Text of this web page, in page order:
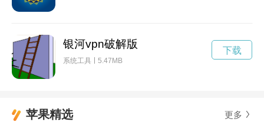
银河vpn破解版
系统工具 5.47MB
下载
苹果精选 更多